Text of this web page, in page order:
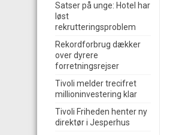
Satser på unge: Hotel har
løst
rekrutteringsproblem
Rekordforbrug dækker
over dyrere
forretningsrejser
Tivoli melder trecifret
millioninvestering klar
Tivoli Friheden henter ny
direktør i Jesperhus